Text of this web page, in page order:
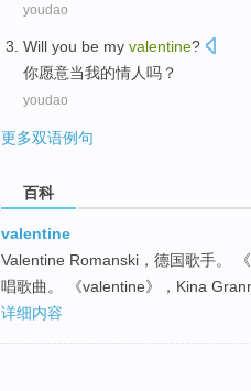
youdao
Will you be my valentine?
你愿意当我的情人吗？
youdao
更多双语例句
百科
valentine
Valentine Romanski，德国歌手。
唱歌曲。 《valentine》，Kina
详细内容